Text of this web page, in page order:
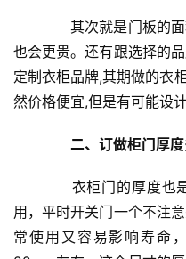
首
其次就是门板的面
也会更贵。还有跟选择的
定制衣柜品牌,其期做的衣
然价格便宜,但是有可能设
二、订做柜门厚度
衣柜门的厚度也是
用，平时开关门一个不注
常使用又容易影响寿命